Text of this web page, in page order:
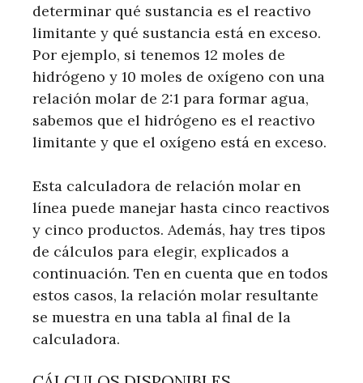
determinar qué sustancia es el reactivo
limitante y qué sustancia está en exceso.
Por ejemplo, si tenemos 12 moles de
hidrógeno y 10 moles de oxígeno con una
relación molar de 2:1 para formar agua,
sabemos que el hidrógeno es el reactivo
limitante y que el oxígeno está en exceso.
Esta calculadora de relación molar en
línea puede manejar hasta cinco reactivos
y cinco productos. Además, hay tres tipos
de cálculos para elegir, explicados a
continuación. Ten en cuenta que en todos
estos casos, la relación molar resultante
se muestra en una tabla al final de la
calculadora.